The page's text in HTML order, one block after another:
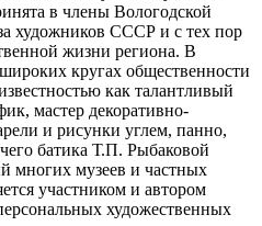
в члены Вологодской
художников СССР и с тех пор
жизни региона. В
кругах общественности
как талантливый
мастер декоративно-
и рисунки углем, панно,
батика Т.П. Рыбаковой
многих музеев и частных
участником и автором
художественных